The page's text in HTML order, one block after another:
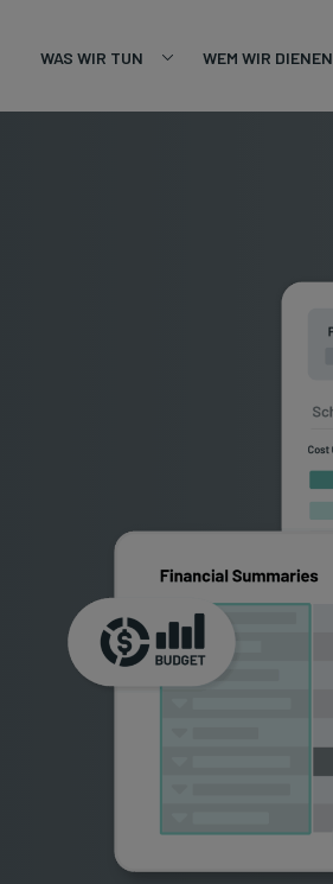
WAS WIR TUN WEM WIR DIENEN